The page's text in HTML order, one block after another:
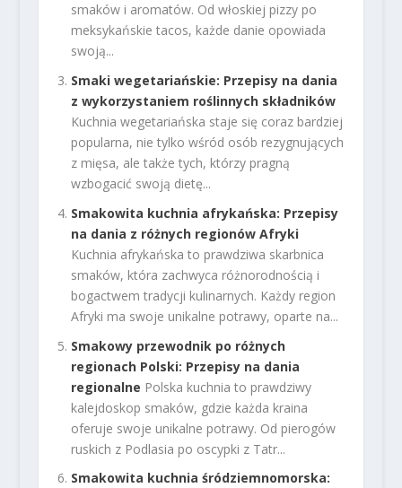
smaków i aromatów. Od włoskiej pizzy po
meksykańskie tacos, każde danie opowiada
swoją...
Smaki wegetariańskie: Przepisy na dania
z wykorzystaniem roślinnych składników
Kuchnia wegetariańska staje się coraz bardziej
popularna, nie tylko wśród osób rezygnujących
z mięsa, ale także tych, którzy pragną
wzbogacić swoją dietę...
Smakowita kuchnia afrykańska: Przepisy
na dania z różnych regionów Afryki
Kuchnia afrykańska to prawdziwa skarbnica
smaków, która zachwyca różnorodnością i
bogactwem tradycji kulinarnych. Każdy region
Afryki ma swoje unikalne potrawy, oparte na...
Smakowy przewodnik po różnych
regionach Polski: Przepisy na dania
regionalne Polska kuchnia to prawdziwy
kalejdoskop smaków, gdzie każda kraina
oferuje swoje unikalne potrawy. Od pierogów
ruskich z Podlasia po oscypki z Tatr...
Smakowita kuchnia śródziemnomorska: